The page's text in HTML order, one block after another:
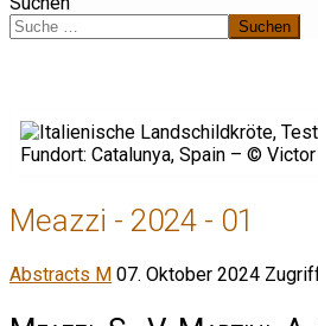
Suchen
Meazzi - 2024 - 01
Abstracts M 07. Oktober 2024